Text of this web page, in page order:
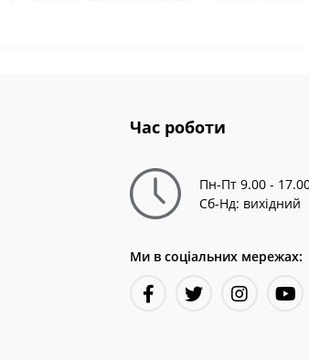
Час роботи
Пн-Пт 9.00 -
Сб-Нд: вихідний
Ми в соціальних мережах: